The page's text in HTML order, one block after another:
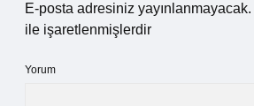
E-posta adresiniz yayınlanmayacak.
ile işaretlenmişlerdir
Yorum